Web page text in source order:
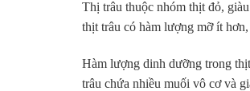
Thị trâu thuộc nhóm thịt đỏ,
thịt trâu có hàm lượng mỡ ít
Hàm lượng dinh dưỡng trong
trâu chứa nhiều muối vô cơ và